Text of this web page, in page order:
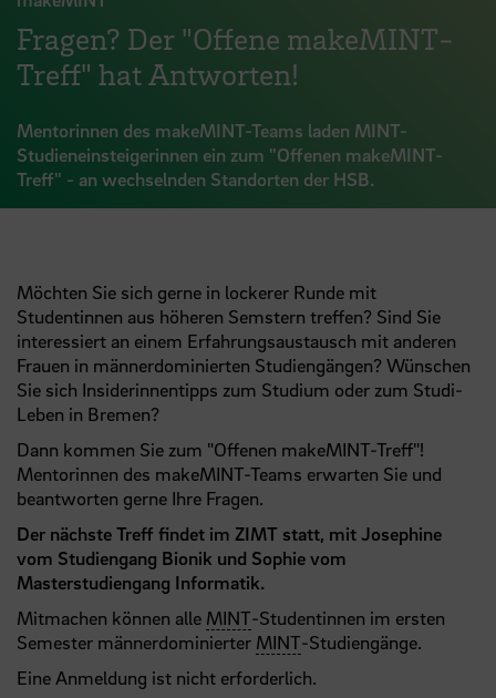
Fragen? Der "Offene makeMINT-
Treff" hat Antworten!
Mentorinnen des makeMINT-Teams laden MINT-
Studieneinsteigerinnen ein zum "Offenen makeMINT-
Treff" - an wechselnden Standorten der HSB.
Möchten Sie sich gerne in lockerer Runde mit
Studentinnen aus höheren Semstern treffen? Sind Sie
interessiert an einem Erfahrungsaustausch mit anderen
Frauen in männerdominierten Studiengängen? Wünschen
Sie sich Insiderinnentipps zum Studium oder zum Studi-
Leben in Bremen?
Dann kommen Sie zum "Offenen makeMINT-Treff"!
Mentorinnen des makeMINT-Teams erwarten Sie und
beantworten gerne Ihre Fragen.
Der nächste Treff findet im ZIMT statt, mit Josephine
vom Studiengang Bionik und Sophie vom
Masterstudiengang Informatik.
Mitmachen können alle MINT-Studentinnen im ersten
Semester männerdominierter MINT-Studiengänge.
Eine Anmeldung ist nicht erforderlich.